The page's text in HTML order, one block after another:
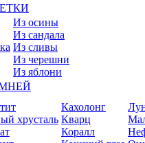
Из осины
Из сандала
Из сливы
Из черешни
Из яблони
хрусталь
Кахолонг
Кварц
Коралл